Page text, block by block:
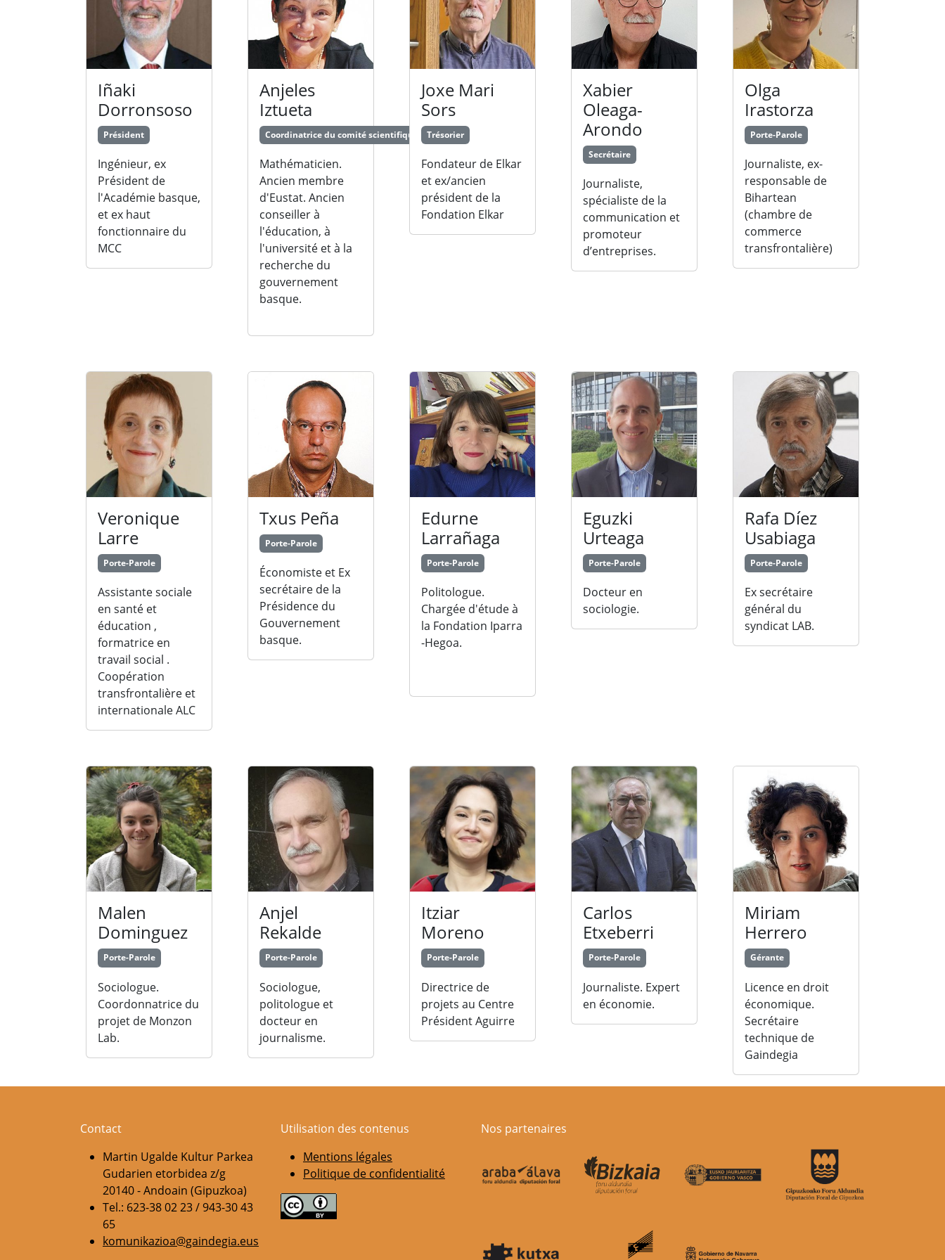
Iñaki
Dorronsoso
Président
Ingénieur, ex
Président de
l'Académie basque,
et ex haut
fonctionnaire du
MCC
Anjeles
Iztueta
Coordinatrice du comité scientifique
Mathématicien.
Ancien membre
d'Eustat. Ancien
conseiller à
l'éducation, à
l'université et à la
recherche du
gouvernement
basque.
Joxe Mari
Sors
Trésorier
Fondateur de Elkar
et ex/ancien
président de la
Fondation Elkar
Xabier
Oleaga-
Arondo
Secrétaire
Journaliste,
spécialiste de la
communication et
promoteur
d’entreprises.
Olga
Irastorza
Porte-Parole
Journaliste, ex-
responsable de
Bihartean
(chambre de
commerce
transfrontalière)
Veronique
Larre
Porte-Parole
Assistante sociale
en santé et
éducation ,
formatrice en
travail social .
Coopération
transfrontalière et
internationale ALC
Txus Peña
Porte-Parole
Économiste et Ex
secrétaire de la
Présidence du
Gouvernement
basque.
Edurne
Larrañaga
Porte-Parole
Politologue.
Chargée d'étude à
la Fondation Iparra
-Hegoa.
Eguzki
Urteaga
Porte-Parole
Docteur en
sociologie.
Rafa Díez
Usabiaga
Porte-Parole
Ex secrétaire
général du
syndicat LAB.
Malen
Dominguez
Porte-Parole
Sociologue.
Coordonnatrice du
projet de Monzon
Lab.
Anjel
Rekalde
Porte-Parole
Sociologue,
politologue et
docteur en
journalisme.
Itziar
Moreno
Porte-Parole
Directrice de
projets au Centre
Président Aguirre
Carlos
Etxeberri
Porte-Parole
Journaliste. Expert
en économie.
Miriam
Herrero
Gérante
Licence en droit
économique.
Secrétaire
technique de
Gaindegia
Contact
Martin Ugalde Kultur Parkea
Gudarien etorbidea z/g
20140 - Andoain (Gipuzkoa)
Tel.: 623-38 02 23 / 943-30 43
65
komunikazioa@gaindegia.eus
Utilisation des contenus
Mentions légales
Politique de confidentialité
Nos partenaires